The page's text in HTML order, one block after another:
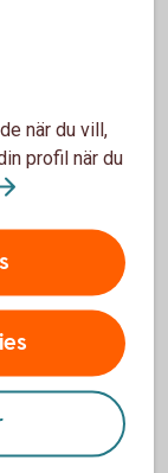
som bio,
som
till mer
när du vill,
profil när du